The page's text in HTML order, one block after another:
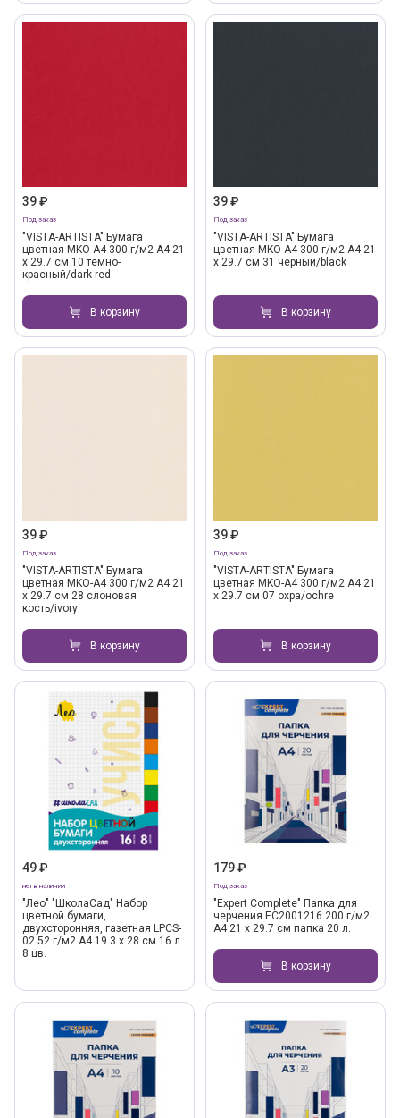
39 ₽
Под заказ
"VISTA-ARTISTA" Бумага
цветная MKO-A4 300 г/м2 A4 21
х 29.7 см 10 темно-
красный/dark red
В корзину
39 ₽
Под заказ
"VISTA-ARTISTA" Бумага
цветная MKO-A4 300 г/м2 A4 21
х 29.7 см 31 черный/black
В корзину
39 ₽
Под заказ
"VISTA-ARTISTA" Бумага
цветная MKO-A4 300 г/м2 A4 21
х 29.7 см 28 слоновая
кость/ivory
В корзину
39 ₽
Под заказ
"VISTA-ARTISTA" Бумага
цветная MKO-A4 300 г/м2 A4 21
х 29.7 см 07 охра/ochre
В корзину
49 ₽
нет в наличии
"Лео" "ШколаСад" Набор
цветной бумаги,
двухсторонняя, газетная LPCS-
02 52 г/м2 A4 19.3 х 28 см 16 л.
8 цв.
179 ₽
Под заказ
"Expert Complete" Папка для
черчения EC2001216 200 г/м2
A4 21 х 29.7 см папка 20 л.
В корзину